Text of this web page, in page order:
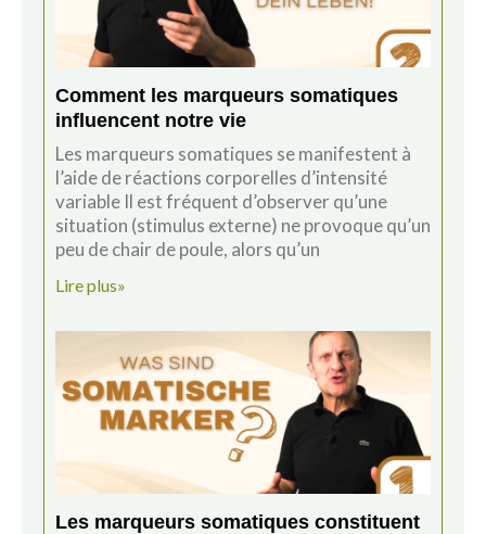
Comment les marqueurs somatiques
influencent notre vie
Les marqueurs somatiques se manifestent à
l’aide de réactions corporelles d’intensité
variable Il est fréquent d’observer qu’une
situation (stimulus externe) ne provoque qu’un
peu de chair de poule, alors qu’un
Lire plus»
Les marqueurs somatiques constituent